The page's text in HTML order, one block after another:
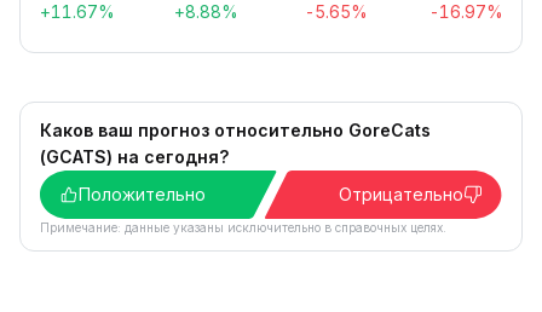
+11.67% +8.88% -5.65% -16.97%
Каков ваш прогноз относительно GoreCats
(GCATS) на сегодня?
Положительно
Отрицательно
Примечание: данные указаны исключительно в справочных целях.